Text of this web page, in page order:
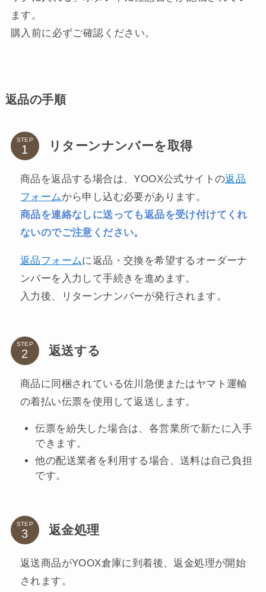
ます。
購入前に必ずご確認ください。
返品の手順
STEP リターンナンバーを取得
商品を返品する場合は、YOOX公式サイトの返品
フォームから申し込む必要があります。
商品を連絡なしに送っても返品を受け付けてくれ
ないのでご注意ください。
返品フォームに返品・交換を希望するオーダーナ
ンバーを入力して手続きを進めます。
入力後、リターンナンバーが発行されます。
STEP 返送する
商品に同梱されている佐川急便またはヤマト運輸
の着払い伝票を使用して返送します。
伝票を紛失した場合は、各営業所で新たに入手
できます。
他の配送業者を利用する場合、送料は自己負担
です。
STEP 返金処理
返送商品がYOOX倉庫に到着後、返金処理が開始
されます。